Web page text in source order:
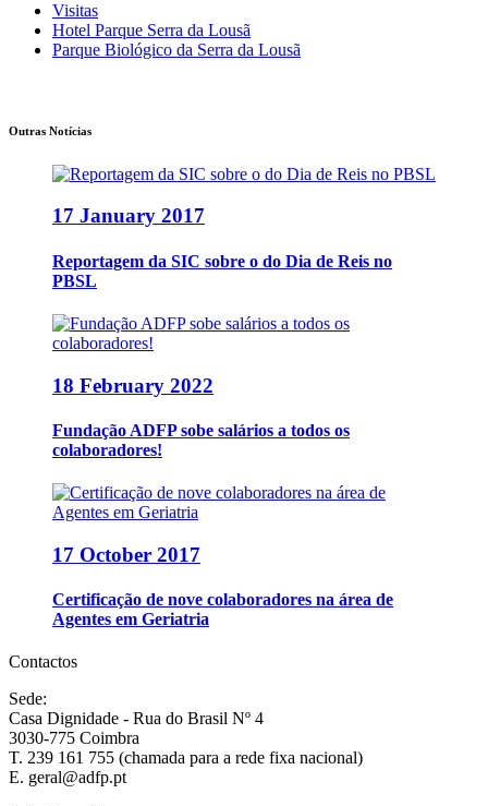
Visitas
Hotel Parque Serra da Lousã
Parque Biológico da Serra da Lousã
Outras Notícias
17 January 2017
Reportagem da SIC sobre o do Dia de Reis no
PBSL
18 February 2022
Fundação ADFP sobe salários a todos os
colaboradores!
17 October 2017
Certificação de nove colaboradores na área de
Agentes em Geriatria
Contactos
Sede:
Casa Dignidade - Rua do Brasil Nº 4
3030-775 Coimbra
T. 239 161 755 (chamada para a rede fixa nacional)
E. geral@adfp.pt